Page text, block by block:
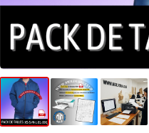
Patrón de costura de